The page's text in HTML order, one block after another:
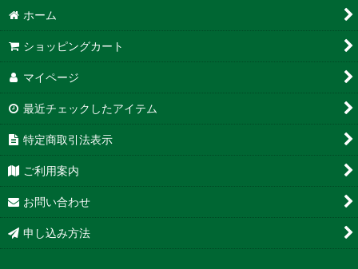
ホーム
ショッピングカート
マイページ
最近チェックしたアイテム
特定商取引法表示
ご利用案内
お問い合わせ
申し込み方法